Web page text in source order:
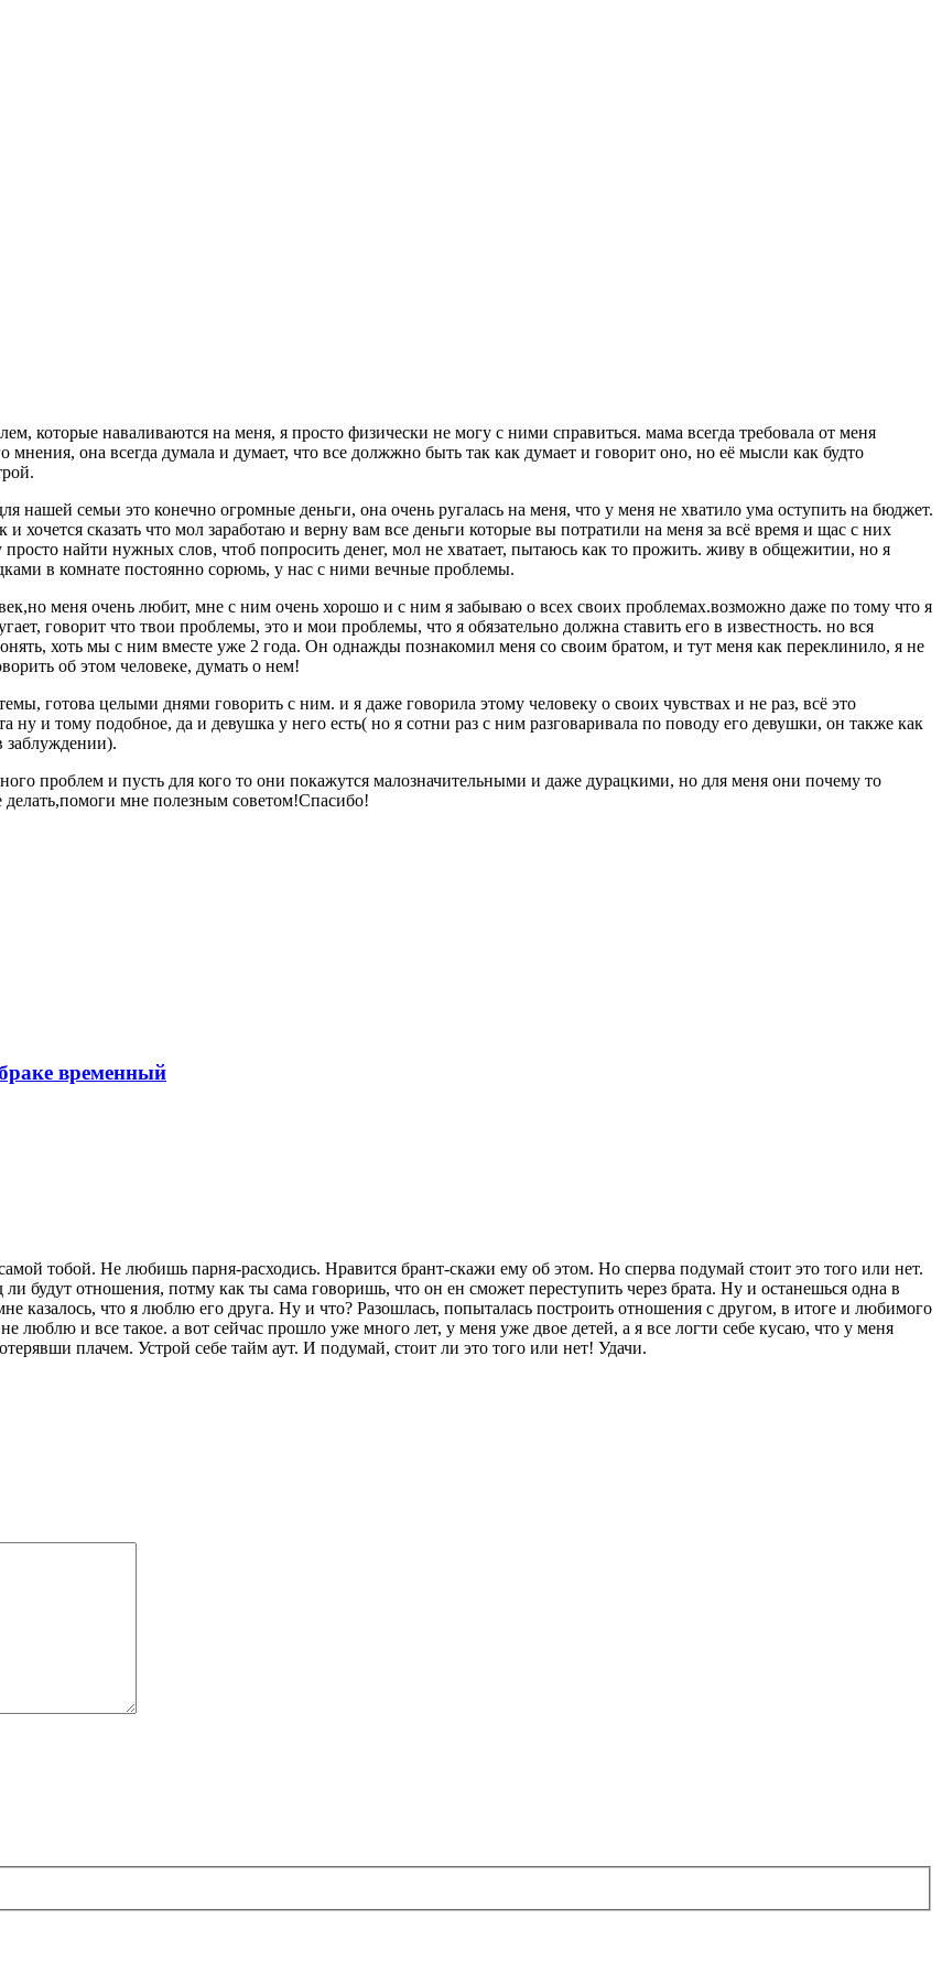
которые наваливаются на меня, я просто физически не могу с ними справиться. мама всегда требовала от меня
она всегда думала и думает, что все должжно быть так как думает и говорит оно, но её мысли как будто
нашей семьи это конечно огромные деньги, она очень ругалась на меня, что у меня не хватило ума оступить на бюджет.
хочется сказать что мол заработаю и верну вам все деньги которые вы потратили на меня за всё время и щас с них
просто найти нужных слов, чтоб попросить денег, мол не хватает, пытаюсь как то прожить. живу в общежитии, но я
в комнате постоянно сорюмь, у нас с ними вечные проблемы.
меня очень любит, мне с ним очень хорошо и с ним я забываю о всех своих проблемах.возможно даже по тому что я
говорит что твои проблемы, это и мои проблемы, что я обязательно должна ставить его в известность. но вся
хоть мы с ним вместе уже 2 года. Он однажды познакомил меня со своим братом, и тут меня как переклинило, я не
об этом человеке, думать о нем!
готова целыми днями говорить с ним. и я даже говорила этому человеку о своих чувствах и не раз, всё это
ну и тому подобное, да и девушка у него есть( но я сотни раз с ним разговаривала по поводу его девушки, он также как
заблуждении).
проблем и пусть для кого то они покажутся малозначительными и даже дурацкими, но для меня они почему то
мне полезным советом!Спасибо!
временный
тобой. Не любишь парня-расходись. Нравится брант-скажи ему об этом. Но сперва подумай стоит это того или нет.
будут отношения, потму как ты сама говоришь, что он ен сможет переступить через брата. Ну и останешься одна в
казалось, что я люблю его друга. Ну и что? Разошлась, попыталась построить отношения с другом, в итоге и любимого
люблю и все такое. а вот сейчас прошло уже много лет, у меня уже двое детей, а я все логти себе кусаю, что у меня
плачем. Устрой себе тайм аут. И подумай, стоит ли это того или нет! Удачи.